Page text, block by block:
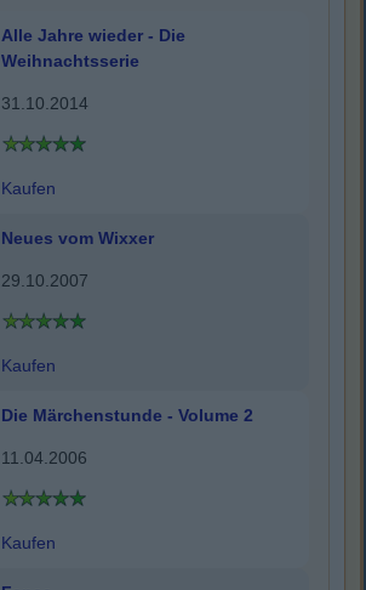
Alle Jahre wieder - Die
Weihnachtsserie
31.10.2014
Kaufen
Neues vom Wixxer
29.10.2007
Kaufen
Die Märchenstunde - Volume 2
11.04.2006
Kaufen